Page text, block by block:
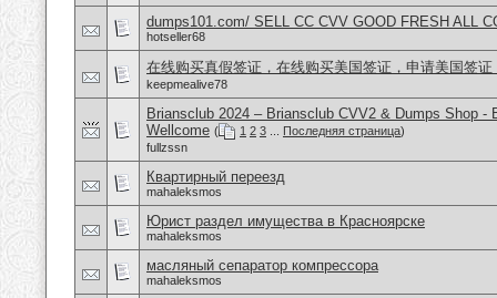
dumps101.com/ SELL CC CVV GOOD FRESH ALL
hotseller68
在线购买真假签证，在线购买美国签证，申请美国签证
keepmealive78
Briansclub 2024 – Briansclub CVV2 & Dumps Shop -
Wellcome ( 1 2 3 Последняя страница)
fullzssn
Квартирный переезд
mahaleksmos
Юрист раздел имущества в Красноярске
mahaleksmos
масляный сепаратор компрессора
mahaleksmos